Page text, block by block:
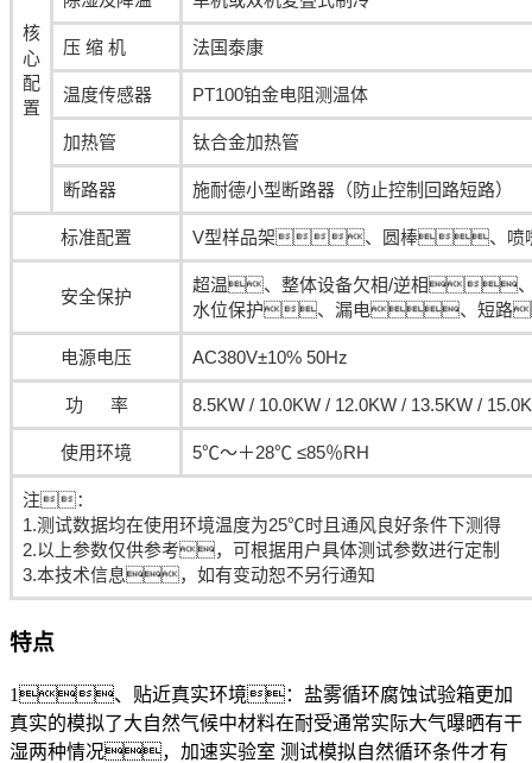
核
心
配
置
压 缩 机 法国泰康
温度传感器 PT100铂金电阻测温体
加热管 钛合金加热管
断路器 施耐德小型断路器（防止控制回路短路）
标准配置 V型样品架、圆棒、
安全保护
超温、整体设备欠相/逆相、
水位保护、漏电、短路
电源电压 AC380V±10% 50Hz
功 率 8.5KW / 10.0KW / 12.0KW / 13.5KW /
使用环境 5℃～＋28℃ ≤85％RH
注：
1.测试数据均在使用环境温度为25℃时且通风良好条件下测得
2.以上参数仅供参考，可根据用户具体测试参数进行定制
3.本技术信息，如有变动恕不另行通知
特点
1、贴近真实环境：盐雾循环腐蚀试验箱更加
真实的模拟了大自然气候中材料在耐受通常实际大气曝晒有干
湿两种情况，加速实验室 测试模拟自然循环条件才有